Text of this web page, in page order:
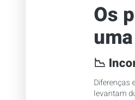
Os
📉
Diferenças
levantam